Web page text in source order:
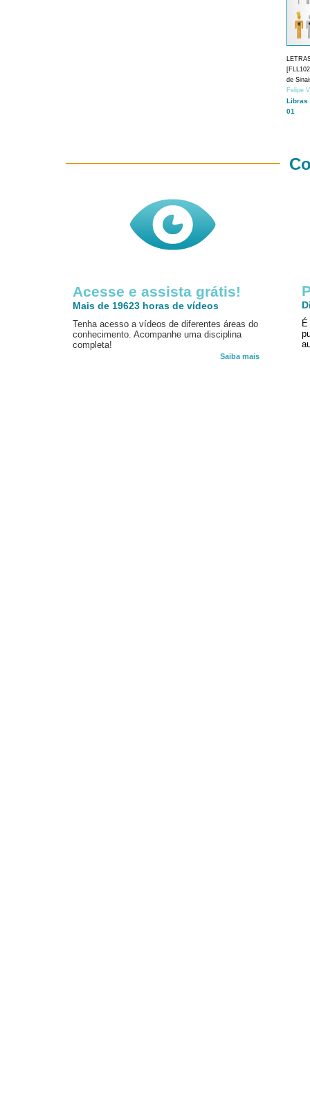
de
Felipe
Libras
01
Acesse e assista grátis!
Mais de 19623 horas de vídeos
Tenha acesso a vídeos de diferentes áreas do
conhecimento. Acompanhe uma disciplina
completa!
Saiba mais